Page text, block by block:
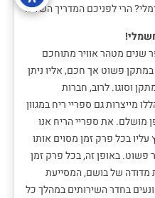
הרי לפניכם המדריך השלם.
שנים מטהר אוויר מתוחכם
פשוט אך חכם, אליו ניתן
וסוגו. לרוב, חברות
מייצרות גם ספריי ריח במגוון
מושלם. את ספריי הריח אנו
בכל פרק זמן מסוים אותו
פשוט. באופן זה, בכל פרק זמן
של בושם, המסייעת
בחדר השירותים במהלך כל